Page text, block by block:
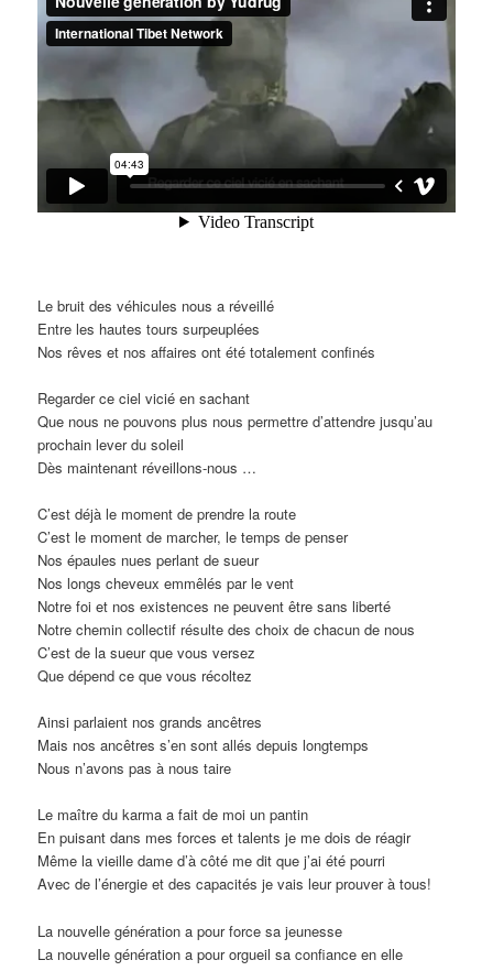
Le bruit des véhicules nous a réveillé
Entre les hautes tours surpeuplées
Nos rêves et nos affaires ont été totalement confinés
Regarder ce ciel vicié en sachant
Que nous ne pouvons plus nous permettre d’attendre jusqu’au
prochain lever du soleil
Dès maintenant réveillons-nous …
C’est déjà le moment de prendre la route
C’est le moment de marcher, le temps de penser
Nos épaules nues perlant de sueur
Nos longs cheveux emmêlés par le vent
Notre foi et nos existences ne peuvent être sans liberté
Notre chemin collectif résulte des choix de chacun de nous
C’est de la sueur que vous versez
Que dépend ce que vous récoltez
Ainsi parlaient nos grands ancêtres
Mais nos ancêtres s’en sont allés depuis longtemps
Nous n’avons pas à nous taire
Le maître du karma a fait de moi un pantin
En puisant dans mes forces et talents je me dois de réagir
Même la vieille dame d’à côté me dit que j’ai été pourri
Avec de l’énergie et des capacités je vais leur prouver à tous!
La nouvelle génération a pour force sa jeunesse
La nouvelle génération a pour orgueil sa confiance en elle